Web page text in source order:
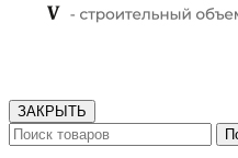
ЗАКРЫТЬ